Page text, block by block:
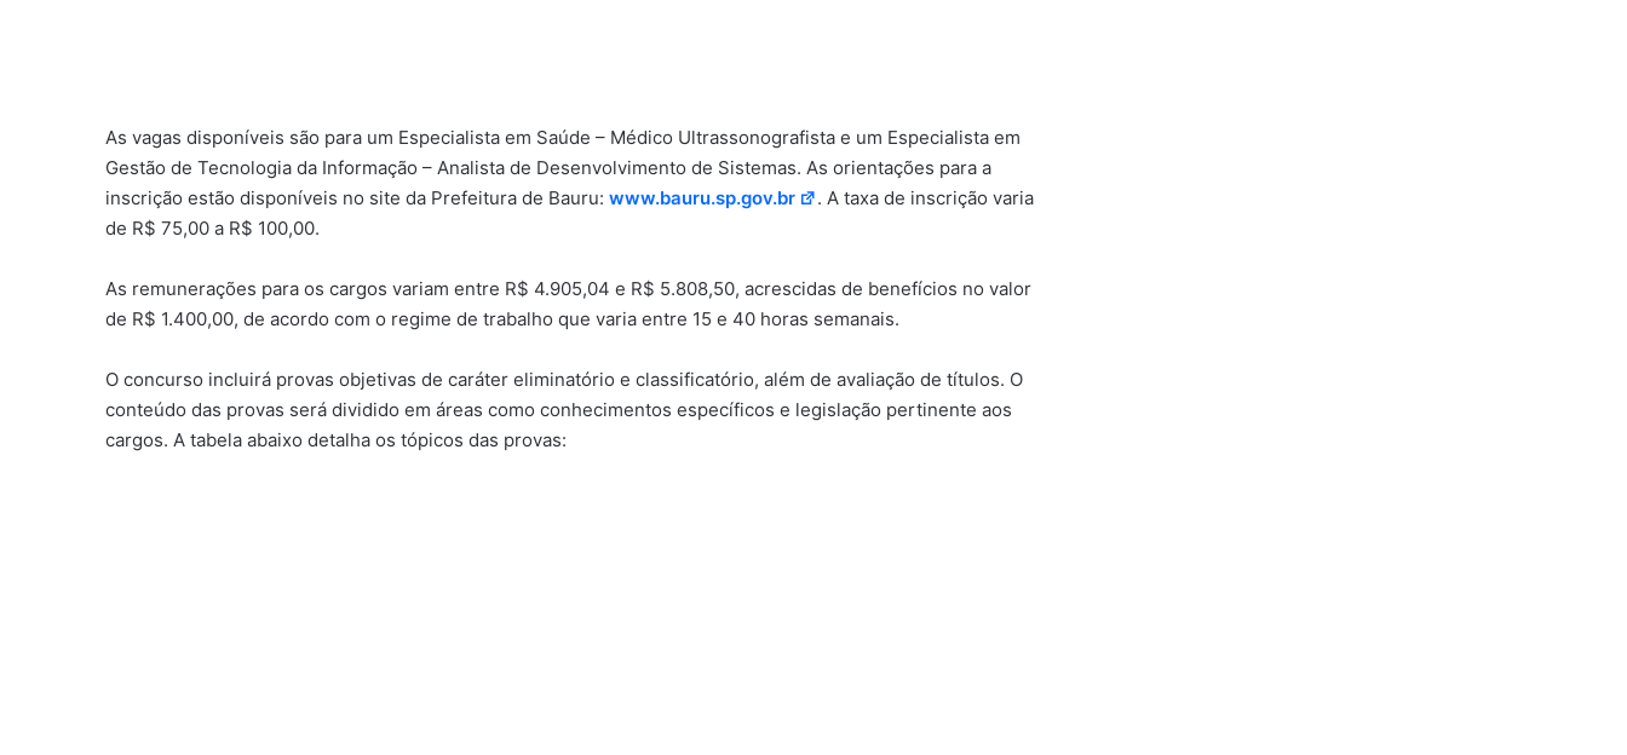
As vagas disponíveis são para um Especialista em Saúde – Médico Ultrassonografista e um Especialista em
Gestão de Tecnologia da Informação – Analista de Desenvolvimento de Sistemas. As orientações para a
inscrição estão disponíveis no site da Prefeitura de Bauru: www.bauru.sp.gov.br
. A taxa de inscrição varia
de R$ 75,00 a R$ 100,00.
As remunerações para os cargos variam entre R$ 4.905,04 e R$ 5.808,50, acrescidas de benefícios no valor
de R$ 1.400,00, de acordo com o regime de trabalho que varia entre 15 e 40 horas semanais.
O concurso incluirá provas objetivas de caráter eliminatório e classificatório, além de avaliação de títulos. O
conteúdo das provas será dividido em áreas como conhecimentos específicos e legislação pertinente aos
cargos. A tabela abaixo detalha os tópicos das provas: